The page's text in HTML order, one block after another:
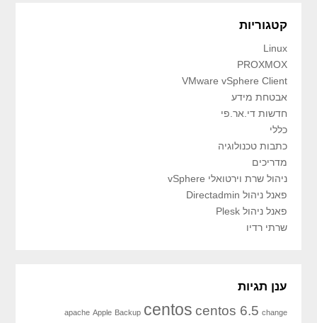
קטגוריות
Linux
PROXMOX
VMware vSphere Client
אבטחת מידע
חדשות די.אר.פי
כללי
כתבות טכנולוגיה
מדריכים
ניהול שרת וירטואלי vSphere
פאנל ניהול Directadmin
פאנל ניהול Plesk
שרתי רדיו
ענן תגיות
apache Apple Backup centos centos 6.5 change